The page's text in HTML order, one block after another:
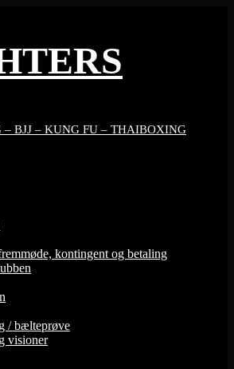
BJJ – KUNG FU – THAIBOXING
kontingent og betaling
/ bælteprøve
visioner